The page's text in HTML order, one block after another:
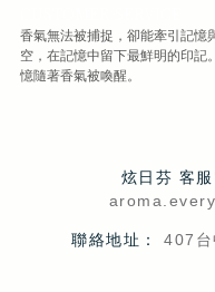
香氣無法被捕捉，卻能牽引記憶
空，在記憶中留下最鮮明的印記
憶隨著香氣被喚醒。
炫日芬 客服
聯絡地址： 407台